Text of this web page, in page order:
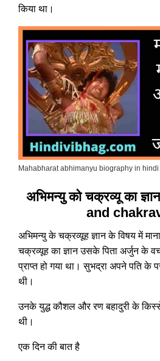
किया था।
Mahabharat abhimanyu biography in hindi
अभिमन्यु को चक्रव्यू का
and
अभिमन्यु के चक्रव्यूह ज्ञान के विषय में
चक्रव्यूह का ज्ञान उसके पिता अर्जुन के
प्राप्त हो गया था। सुभद्रा अपने पति के
थी।
उनके युद्ध कौशल और रण बहादुरी के
थी।
एक दिन की बात है